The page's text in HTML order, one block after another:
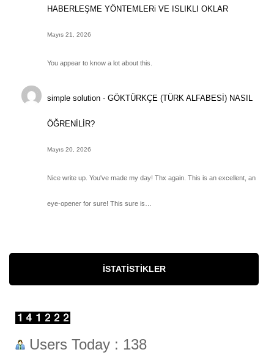
HABERLEŞME YÖNTEMLERi VE ISLIKLI OKLAR
Mayıs 21, 2026
You appear to know a lot about this.
simple solution -GÖKTÜRKÇE (TÜRK ALFABESİ) NASIL
ÖĞRENİLİR?
Mayıs 20, 2026
Nice write up. You've made my day! Thx again. This is an excellent, an
eye-opener for sure! This sure is…
İSTATISTIKLER
Users Today : 138